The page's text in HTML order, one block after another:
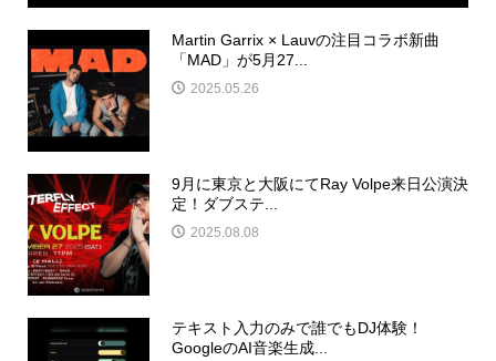
Martin Garrix × Lauvの注目コラボ新曲
「MAD」が5月27...
2025.05.26
9月に東京と大阪にてRay Volpe来日公演決
定！ダブステ...
2025.08.08
テキスト入力のみで誰でもDJ体験！
GoogleのAI音楽生成...